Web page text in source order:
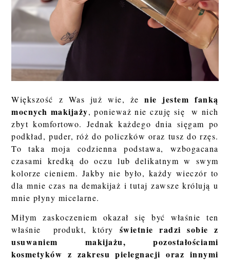
Większość z Was już wie, żenie jestem fanką
mocnych makijaży, ponieważ nie czuję się w nich
zbyt komfortowo. Jednak każdego dnia sięgam po
podkład, puder, róż do policzków oraz tusz do rzęs.
To taka moja codzienna podstawa, wzbogacana
czasami kredką do oczu lub delikatnym w swym
kolorze cieniem. Jakby nie było, każdy wieczór to
dla mnie czas na demakijaż i tutaj zawsze królują u
mnie płyny micelarne.
Miłym zaskoczeniem okazał się być właśnie ten
właśnie produkt, który świetnie radzi sobie z
usuwaniem makijażu, pozostałościami
kosmetyków z zakresu pielegnacji oraz innymi